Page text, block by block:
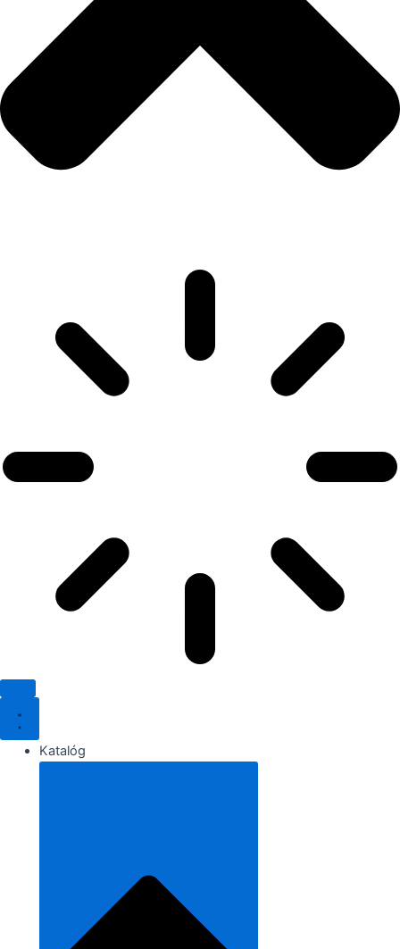
Katalóg